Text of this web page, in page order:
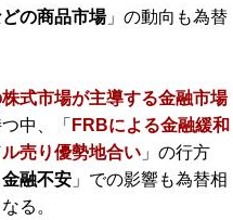
の商品市場」の動向も為替
式市場が主導する金融市場
中、「 FRBによる金融緩和
ル売り優勢地合い 」の行方
融不安 」での影響も為替相
る。